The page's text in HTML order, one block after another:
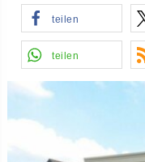
teilen
teilen